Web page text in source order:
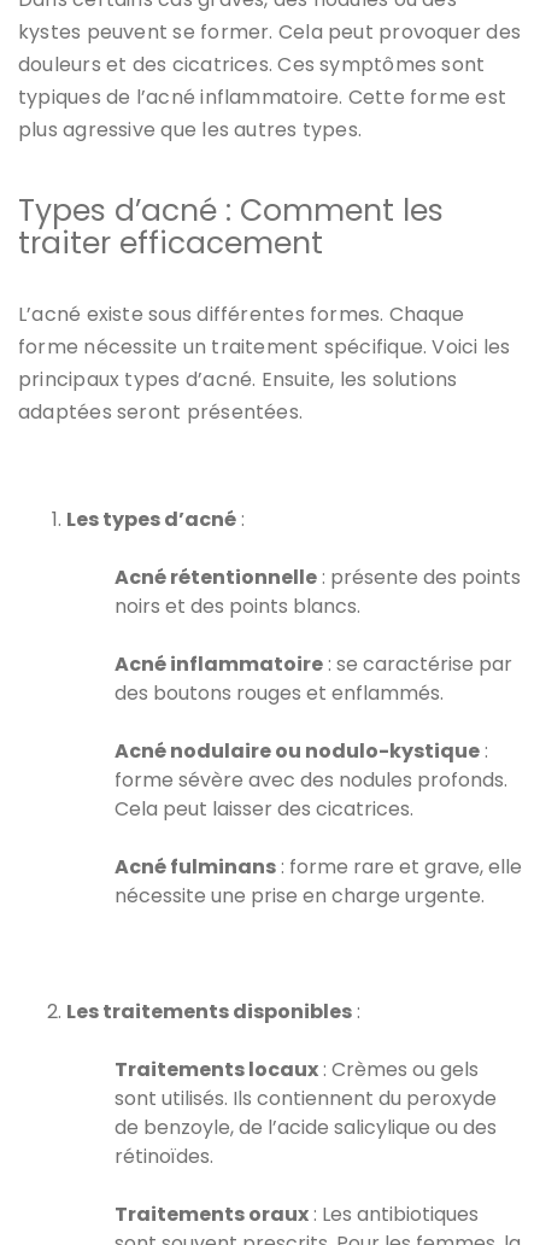
kystes peuvent se former. Cela peut provoquer des
douleurs et des cicatrices. Ces symptômes sont
typiques de l’acné inflammatoire. Cette forme est
plus agressive que les autres types.
Types d’acné : Comment les
traiter efficacement
L’acné existe sous différentes formes. Chaque
forme nécessite un traitement spécifique. Voici les
principaux types d’acné. Ensuite, les solutions
adaptées seront présentées.
Les types d’acné :
Acné rétentionnelle : présente des points
noirs et des points blancs.
Acné inflammatoire : se caractérise par
des boutons rouges et enflammés.
Acné nodulaire ou nodulo-kystique :
forme sévère avec des nodules profonds.
Cela peut laisser des cicatrices.
Acné fulminans : forme rare et grave, elle
nécessite une prise en charge urgente.
Les traitements disponibles :
Traitements locaux : Crèmes ou gels
sont utilisés. Ils contiennent du peroxyde
de benzoyle, de l’acide salicylique ou des
rétinoïdes.
Traitements oraux : Les antibiotiques